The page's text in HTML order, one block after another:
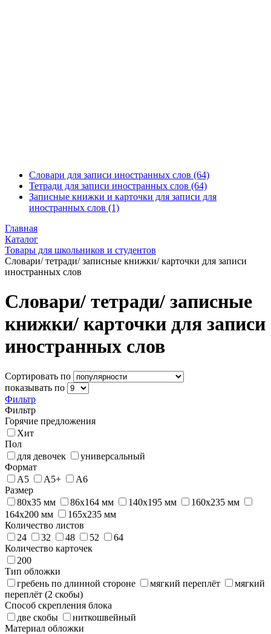
Словари для записи иностранных слов (64)
Тетради для записи иностранных слов (64)
Записные книжки и карточки для записи для
иностранных слов (1)
Главная
Каталог
Товары для школьников и студентов
Словари/ тетради/ записные книжки/ карточки для записи
иностранных слов
Словари/ тетради/ записные
книжки/ карточки для записи
иностранных слов
Сортировать по
показывать по
Фильтр
Фильтр
Горячие предложения
Хит
Пол
для девочек
универсальный
Формат
А5
А5+
А6
Размер
80х35 мм
86x164 мм 140х195 мм
160х235 мм
164х200 мм
165х235 мм
Количество листов
24
32 48 52
64
Количество карточек
200
Тип обложки
гребень по длинной стороне
мягкий переплёт
мягкий
переплёт (2 скобы)
Способ скрепления блока
две скобы
ниткошвейный
Материал обложки